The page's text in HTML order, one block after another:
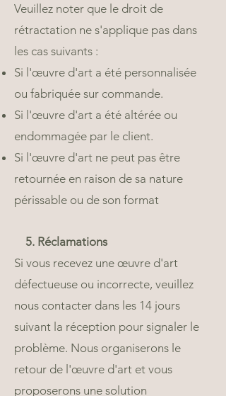
Veuillez noter que le droit de
rétractation ne s'applique pas dans
les cas suivants :
Si l'œuvre d'art a été personnalisée
ou fabriquée sur commande.
Si l'œuvre d'art a été altérée ou
endommagée par le client.
Si l'œuvre d'art ne peut pas être
retournée en raison de sa nature
périssable ou de son format
5. Réclamations
Si vous recevez une œuvre d'art
défectueuse ou incorrecte, veuillez
nous contacter dans les 14 jours
suivant la réception pour signaler le
problème. Nous organiserons le
retour de l'œuvre d'art et vous
proposerons une solution